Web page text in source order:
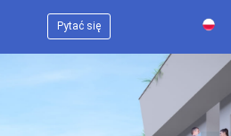
Pytać się